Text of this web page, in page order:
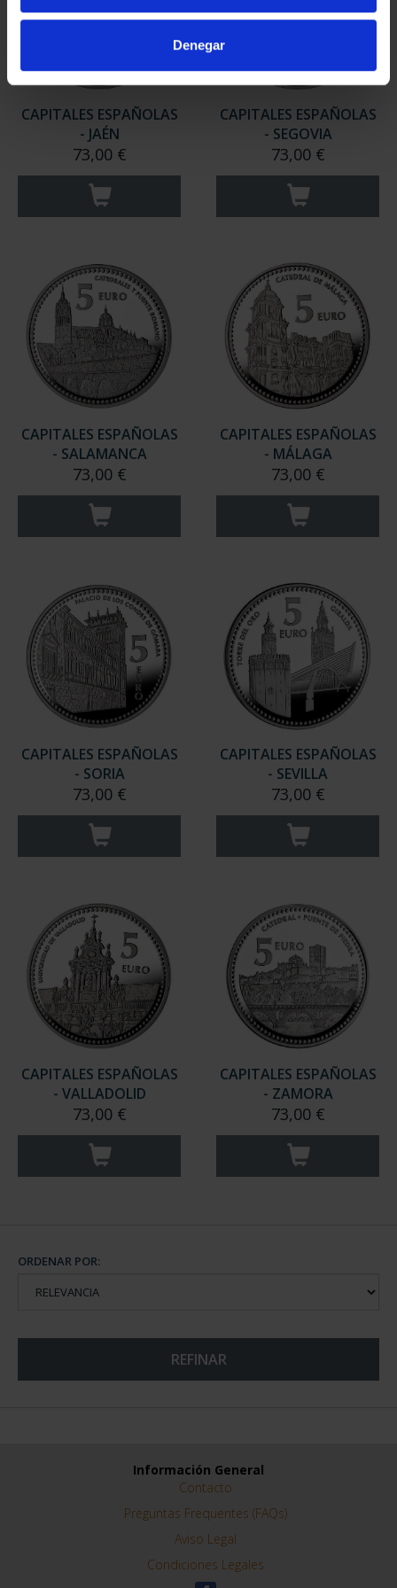
Denegar
CAPITALES ESPAÑOLAS
- JAÉN
73,00 €
CAPITALES ESPAÑOLAS
- SEGOVIA
73,00 €
CAPITALES ESPAÑOLAS
- SALAMANCA
73,00 €
CAPITALES ESPAÑOLAS
- MÁLAGA
73,00 €
CAPITALES ESPAÑOLAS
- SORIA
73,00 €
CAPITALES ESPAÑOLAS
- SEVILLA
73,00 €
CAPITALES ESPAÑOLAS
- VALLADOLID
73,00 €
CAPITALES ESPAÑOLAS
- ZAMORA
73,00 €
ORDENAR POR:
REFINAR
Información General
Contacto
Preguntas Frequentes (FAQs)
Aviso Legal
Condiciones Legales